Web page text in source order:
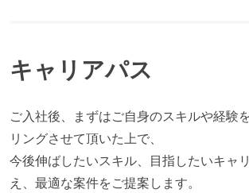
キャリアパス
ご入社後、まずはご自身のスキルや経験
リングさせて頂いた上で、
今後伸ばしたいスキル、目指したいキャ
え、最適な案件をご提案します。